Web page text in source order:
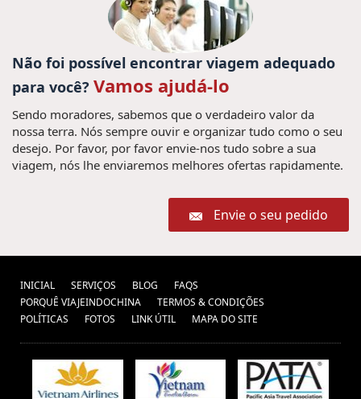
Não foi possível encontrar viagem adequado
para você? Vamos ajudá-lo
Sendo moradores, sabemos que o verdadeiro valor da
nossa terra. Nós sempre ouvir e organizar tudo como o seu
desejo. Por favor, por favor envie-nos tudo sobre a sua
viagem, nós lhe enviaremos melhores ofertas rapidamente.
Envie o seu pedido
INICIAL SERVIÇOS BLOG
FAQS
PORQUÊ VIAJEINDOCHINA
TERMOS & CONDIÇÕES
POLÍTICAS
FOTOS LINK ÚTIL MAPA DO SITE